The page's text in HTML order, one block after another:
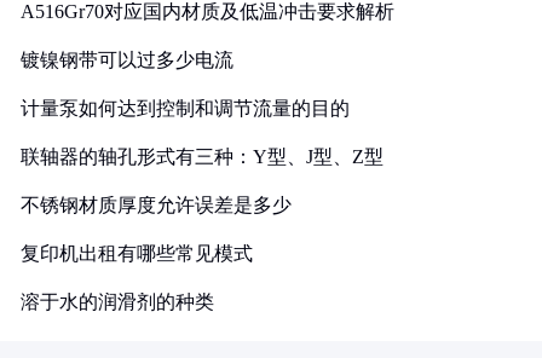
A516Gr70对应国内材质及低温冲击要求解析
镀镍钢带可以过多少电流
计量泵如何达到控制和调节流量的目的
联轴器的轴孔形式有三种：Y型、J型、Z型
不锈钢材质厚度允许误差是多少
复印机出租有哪些常见模式
溶于水的润滑剂的种类